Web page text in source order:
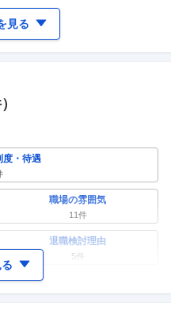
見る
度・待遇
職場の雰囲気
11件
退職検討理由
5件
女性の活躍・働きやすさ